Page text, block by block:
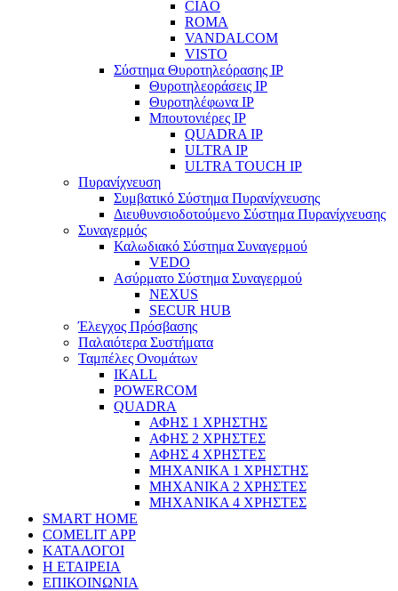
CIAO
ROMA
VANDALCOM
VISTO
Σύστημα Θυροτηλεόρασης IP
Θυροτηλεοράσεις IP
Θυροτηλέφωνα IP
Μπουτονιέρες IP
QUADRA IP
ULTRA IP
ULTRA TOUCH IP
Πυρανίχνευση
Συμβατικό Σύστημα Πυρανίχνευσης
Διευθυνσιοδοτούμενο Σύστημα Πυρανίχνευσης
Συναγερμός
Καλωδιακό Σύστημα Συναγερμού
VEDO
Ασύρματο Σύστημα Συναγερμού
NEXUS
SECUR HUB
Έλεγχος Πρόσβασης
Παλαιότερα Συστήματα
Ταμπέλες Ονομάτων
IKALL
POWERCOM
QUADRA
ΑΦΗΣ 1 ΧΡΗΣΤΗΣ
ΑΦΗΣ 2 ΧΡΗΣΤΕΣ
ΑΦΗΣ 4 ΧΡΗΣΤΕΣ
ΜΗΧΑΝΙΚΑ 1 ΧΡΗΣΤΗΣ
ΜΗΧΑΝΙΚΑ 2 ΧΡΗΣΤΕΣ
ΜΗΧΑΝΙΚΑ 4 ΧΡΗΣΤΕΣ
SMART HOME
COMELIT APP
ΚΑΤΑΛΟΓΟΙ
Η ΕΤΑΙΡΕΙΑ
ΕΠΙΚΟΙΝΩΝΙΑ